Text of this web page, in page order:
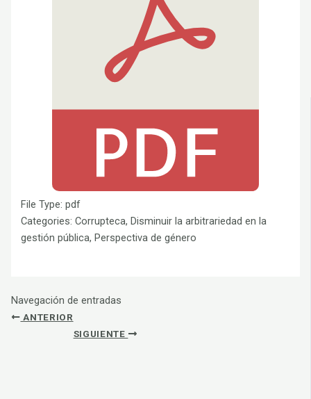
File Type:pdf
Categories:Corrupteca, Disminuir la arbitrariedad en la
gestión pública, Perspectiva de género
Navegación de entradas
ANTERIOR
SIGUIENTE